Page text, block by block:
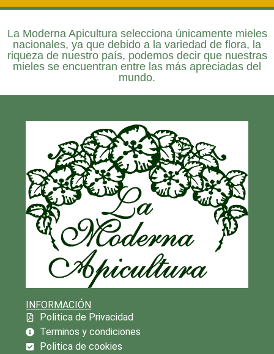
La Moderna Apiculturaselecciona únicamente mieles
nacionales, ya que debido a la variedad de flora, la
riqueza de nuestro país, podemos decir que nuestras
mieles se encuentran entre las más apreciadas del
mundo.
INFORMACIÓN
Politica de Privacidad
Terminos y condiciones
Politica de cookies